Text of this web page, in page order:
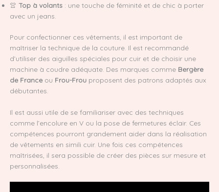
👚 Top à volants : une touche de féminité et de chic à porter
avec un jeans.
Pour confectionner ces vêtements, il est important de
maîtriser la technique de la couture. Il est recommandé
d’utiliser des aiguilles spéciales pour cuir et de choisir une
machine à coudre adéquate. Des marques comme Bergère
de France ou Frou-Frou proposent des patrons adaptés aux
débutantes.
Il est aussi utile de se familiariser avec des techniques
comme l’encolure en V ou la pose de fermetures éclair. Ces
compétences pourront grandement aider dans la réalisation
de vêtements en simili cuir. Une fois ces compétences
maîtrisées, il sera possible de créer des pièces sur mesure et
personnalisées.